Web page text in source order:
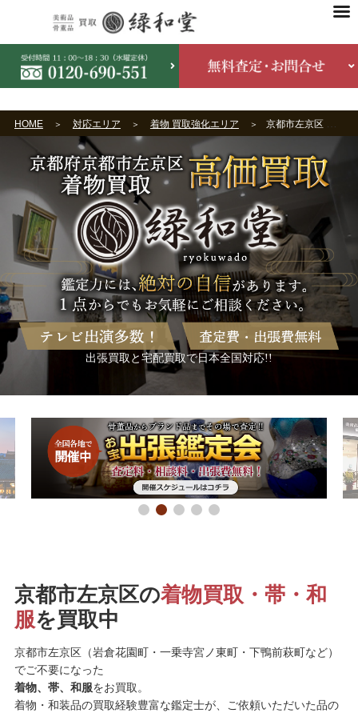
HOME 対応エリア 着物 買取強化エリア 京都市左京区 着物買取
出張買取と宅配買取で日本全国対応!!
京都市左京区の着物買取・帯・和
服を買取中
京都市左京区（岩倉花園町・一乗寺宮ノ東町・下鴨前萩町など）
でご不要になった
着物、帯、和服をお買取。
着物・和装品の買取経験豊富な鑑定士が、ご依頼いただいた品の